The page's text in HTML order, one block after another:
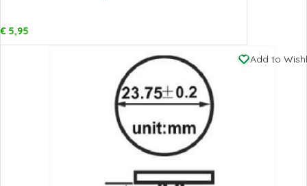
€5,95
Add to